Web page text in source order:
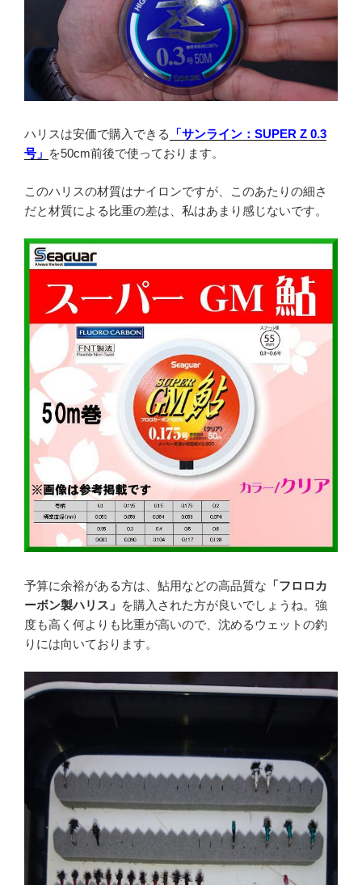
ハリスは安価で購入できる
「サンライン：SUPER Z 0.3
号」 を50cm前後で使っております。
このハリスの材質はナイロンですが、このあたりの細さ
だと材質による比重の差は、私はあまり感じないです。
予算に余裕がある方は、鮎用などの高品質な 「フロロカ
ーボン製ハリス」 を購入された方が良いでしょうね。強
度も高く何よりも比重が高いので、沈めるウェットの釣
りには向いております。